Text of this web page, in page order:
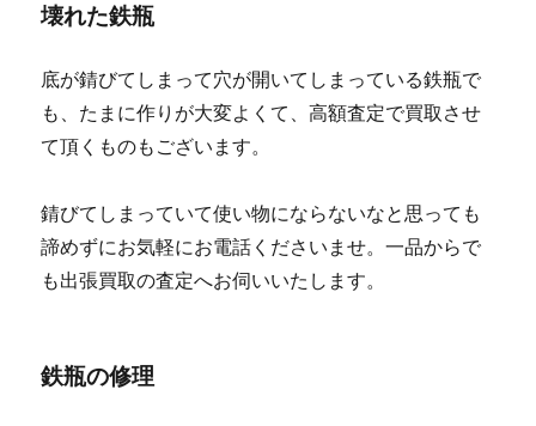
壊れた鉄瓶
底が錆びてしまって穴が開いてしまっている鉄瓶で
も、たまに作りが大変よくて、高額査定で買取させ
て頂くものもございます。
錆びてしまっていて使い物にならないなと思っても
諦めずにお気軽にお電話くださいませ。一品からで
も出張買取の査定へお伺いいたします。
鉄瓶の修理